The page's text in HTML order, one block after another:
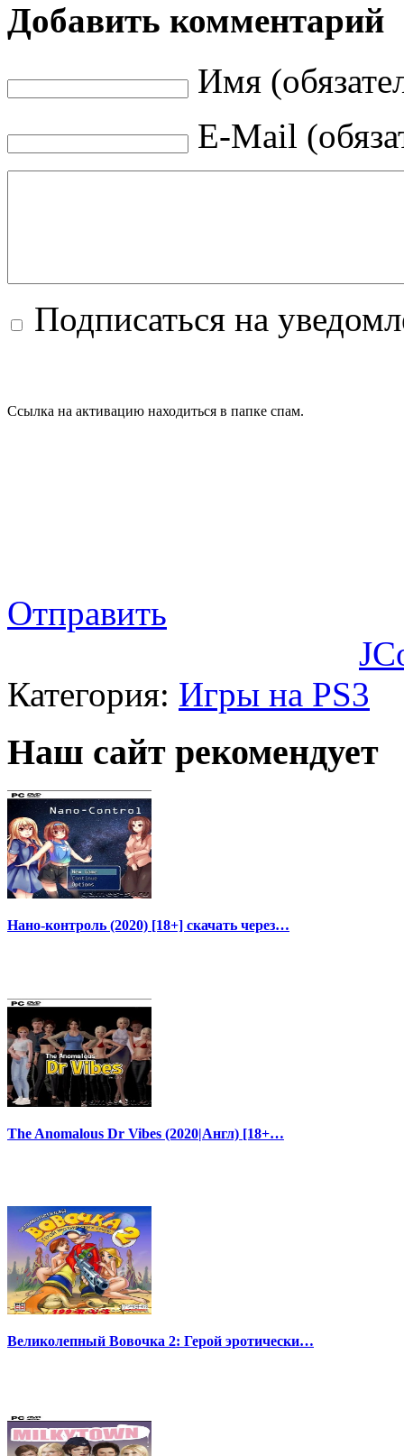
Добавить комментарий
Имя
E-Mail
Подписаться на
Ссылка на активацию находиться в папке спам.
Отправить
Категория: Игры на PS3
Наш сайт рекомендует
Нано-контроль (2020) [18+] скачать через…
The Anomalous Dr Vibes (2020|Англ) [18+…
Великолепный Вовочка 2: Герой эротически…